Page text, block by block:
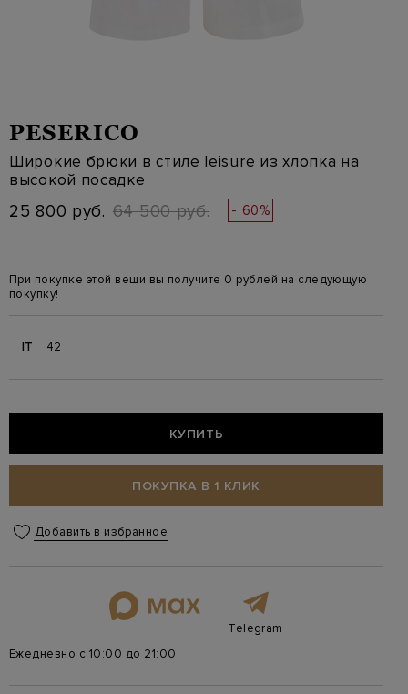
PESERICO
Широкие брюки в стиле leisure из хлопка на
высокой посадке
25 800 руб. 64 500 руб. - 60%
При покупке этой вещи вы получите 0 рублей на следующую
покупку!
IT 42
КУПИТЬ
ПОКУПКА В 1 КЛИК
Добавить в избранное
Telegram
Ежедневно с 10:00 до 21:00